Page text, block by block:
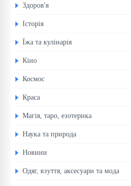
Здоров'я
Історія
Їжа та кулінарія
Кіно
Космос
Краса
Магія, таро, езотерика
Наука та природа
Новини
Одяг, взуття, аксесуари та мода